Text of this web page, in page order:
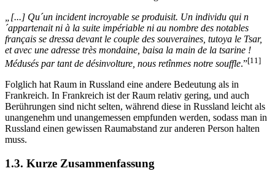
„[...] Qu´un incident incroyable se produisit. Un individu qui n
´appartenait ni à la suite impériable ni au nombre des notables
français se dressa devant le couple des souveraines, tutoya le Tsar,
et avec une adresse très mondaine, baisa la main de la tsarine !
Médusés par tant de désinvolture, nous retînmes notre souffle.”[11]
Folglich hat Raum in Russland eine andere Bedeutung als in
Frankreich. In Frankreich ist der Raum relativ gering, und auch
Berührungen sind nicht selten, während diese in Russland leicht als
unangenehm und unangemessen empfunden werden, sodass man in
Russland einen gewissen Raumabstand zur anderen Person halten
muss.
1.3. Kurze Zusammenfassung